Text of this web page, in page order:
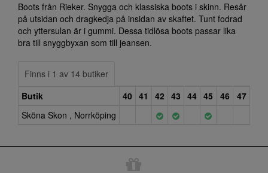
Boots från Rieker. Snygga och klassiska boots i skinn. Resår
på utsidan och dragkedja på insidan av skaftet. Tunt fodrad
och yttersulan är i gummi. Dessa tidlösa boots passar lika
bra till snyggbyxan som till jeansen.
Finns i 1 av 14 butiker
Butik
40 41 42 43 44 45 46
47
Sköna Skon , Norrköping